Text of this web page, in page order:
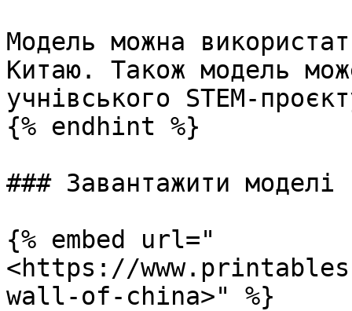
Модель можна
Китаю. Також модель
учнівського STEM-
{% endhint %}
### Завантажити моделі
{% embed url="
<https://
wall-of-china>" %}